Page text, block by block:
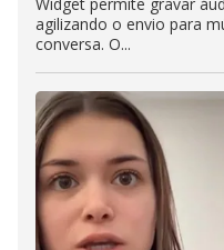
Widget permite gravar
agilizando o envio para
conversa. O...